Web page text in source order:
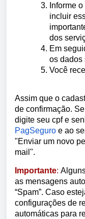
Informe
incluir
dos
Em
os dados
Você
Assim que o
de confirmação.
digite seu cpf e
PagSeguro e ao
"Enviar um novo
mail".
Importante:
as mensagens
“Spam”. Caso
configurações de
automáticas para